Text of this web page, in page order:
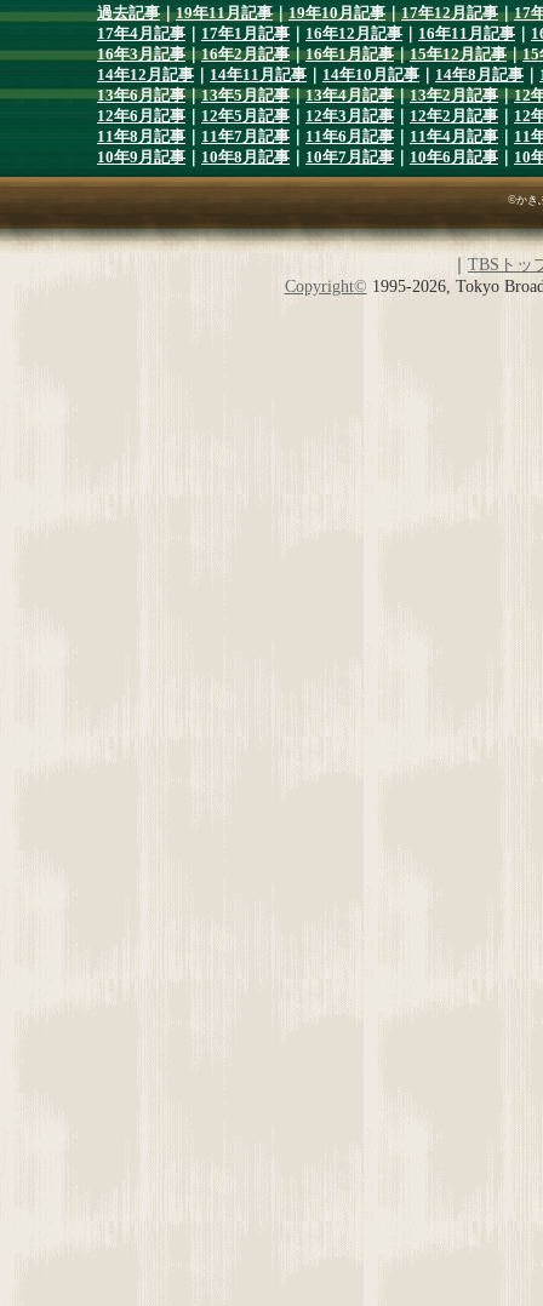
過去記事｜19年11月記事｜19年10月記事｜17年12月記事｜17
17年4月記事
17年1月記事 16年12月記事 16年11月記事
16年3月記事｜16年2月記事｜16年1月記事｜15年12月記事｜15
14年12月記事
14年11月記事 14年10月記事 14年8月記事
13年6月記事｜13年5月記事｜13年4月記事｜13年2月記事｜12
12年6月記事
12年5月記事 12年3月記事 12年2月記事
12
11年8月記事
11年7月記事 11年6月記事 11年4月記事
11
10年9月記事
10年8月記事 10年7月記事 10年6月記事 10
©かき
｜ TBSトッ
Copyright© 1995-2026, Tokyo